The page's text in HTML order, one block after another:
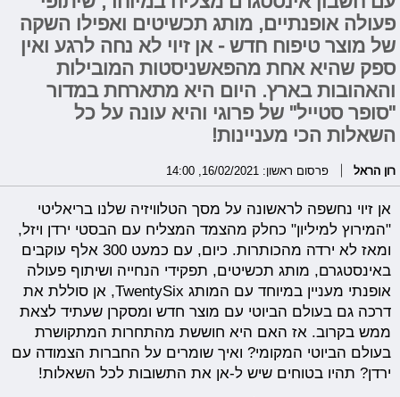
פעולה אופנתיים, מותג תכשיטים ואפילו השקה
של מוצר טיפוח חדש - אן זיוי לא נחה לרגע ואין
ספק שהיא אחת מהפאשניסטות המובילות
והאהובות בארץ. היום היא מתארחת במדור
"סופר סטייל" של פרוגי והיא עונה על כל
השאלות הכי מעניינות!
רון הראל פרסום ראשון: 16/02/2021, 14:00
אן זיוי נחשפה לראשונה על מסך הטלוויזיה שלנו בריאליטי
"המירוץ למיליון" כחלק מהצמד המצליח עם הבסטי ירדן ויזל,
ומאז לא ירדה מהכותרות. כיום, עם כמעט 300 אלף עוקבים
באינסטגרם, מותג תכשיטים, תפקידי הנחייה ושיתוף פעולה
אופנתי מעניין במיוחד עם המותג TwentySix, אן סוללת את
דרכה גם בעולם הביוטי עם מוצר חדש ומסקרן שעתיד לצאת
ממש בקרוב. אז האם היא חוששת מהתחרות המתקושרת
בעולם הביוטי המקומי? ואיך שומרים על החברות הצמודה עם
ירדן? תהיו בטוחים שיש ל-אן את התשובות לכל השאלות!